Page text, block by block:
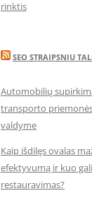
rinktis
SEO STRAIPSNIU
Automobilių
transporto
valdyme
Kaip išdilęs ovalas
efektyvumą ir kuo
restauravimas?